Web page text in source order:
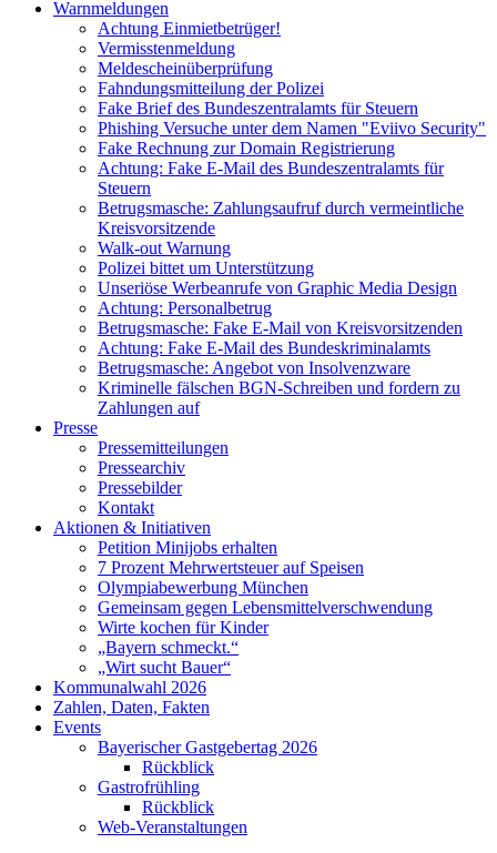
Warnmeldungen
Achtung Einmietbetrüger!
Vermisstenmeldung
Meldescheinüberprüfung
Fahndungsmitteilung der Polizei
Fake Brief des Bundeszentralamts für Steuern
Phishing Versuche unter dem Namen "Eviivo Security"
Fake Rechnung zur Domain Registrierung
Achtung: Fake E-Mail des Bundeszentralamts für
Steuern
Betrugsmasche: Zahlungsaufruf durch vermeintliche
Kreisvorsitzende
Walk-out Warnung
Polizei bittet um Unterstützung
Unseriöse Werbeanrufe von Graphic Media Design
Achtung: Personalbetrug
Betrugsmasche: Fake E-Mail von Kreisvorsitzenden
Achtung: Fake E-Mail des Bundeskriminalamts
Betrugsmasche: Angebot von Insolvenzware
Kriminelle fälschen BGN-Schreiben und fordern zu
Zahlungen auf
Presse
Pressemitteilungen
Pressearchiv
Pressebilder
Kontakt
Aktionen & Initiativen
Petition Minijobs erhalten
7 Prozent Mehrwertsteuer auf Speisen
Olympiabewerbung München
Gemeinsam gegen Lebensmittelverschwendung
Wirte kochen für Kinder
„Bayern schmeckt.“
„Wirt sucht Bauer“
Kommunalwahl 2026
Zahlen, Daten, Fakten
Events
Bayerischer Gastgebertag 2026
Rückblick
Gastrofrühling
Rückblick
Web-Veranstaltungen